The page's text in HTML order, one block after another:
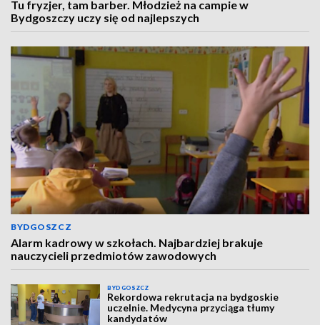
Tu fryzjer, tam barber. Młodzież na campie w
Bydgoszczy uczy się od najlepszych
BYDGOSZCZ
Alarm kadrowy w szkołach. Najbardziej brakuje
nauczycieli przedmiotów zawodowych
BYDGOSZCZ
Rekordowa rekrutacja na bydgoskie
uczelnie. Medycyna przyciąga tłumy
kandydatów